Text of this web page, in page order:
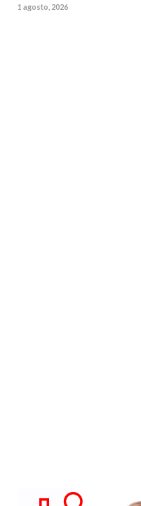
1 agosto, 2026